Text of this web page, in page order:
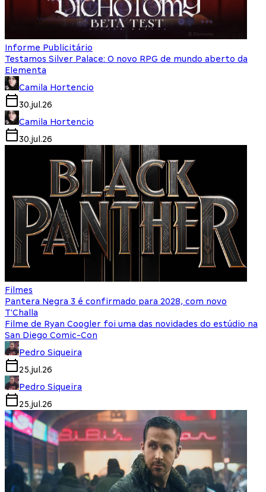
Informe Publicitário
Testamos Silver Palace: O novo RPG de mundo aberto da
Elementa
Camila Hortencio
30.jul.26
Camila Hortencio
30.jul.26
Filmes
Pantera Negra 3 é confirmado para 2028, com novo
T'Challa
Filme de Ryan Coogler foi uma das novidades do estúdio na
San Diego Comic-Con
Pedro Siqueira
25.jul.26
Pedro Siqueira
25.jul.26